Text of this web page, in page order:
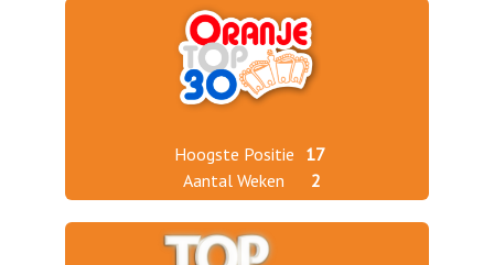
Hoogste Positie 17
Aantal Weken
2